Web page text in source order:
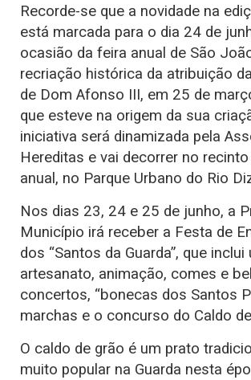
Recorde-se que a novidade na
está marcada para o dia 24 de
ocasião da feira anual de São
recriação histórica da atribuição
de Dom Afonso III, em 25 de
que esteve na origem da sua
iniciativa será dinamizada pela
Hereditas e vai decorrer no
anual, no Parque Urbano do Rio
Nos dias 23, 24 e 25 de junho, a
Município irá receber a Festa de
dos “Santos da Guarda”, que
artesanato, animação, comes e
concertos, “bonecas dos Santos
marchas e o concurso do Caldo
O caldo de grão é um prato
muito popular na Guarda nesta